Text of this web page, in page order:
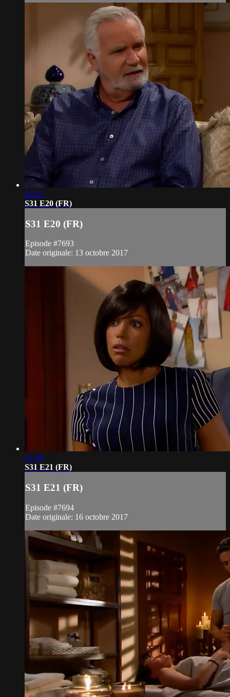
20:13
S31 E20 (FR)
S31 E20 (FR)
Episode #7693
Date originale: 13 octobre 2017
21:30
S31 E21 (FR)
S31 E21 (FR)
Episode #7694
Date originale: 16 octobre 2017